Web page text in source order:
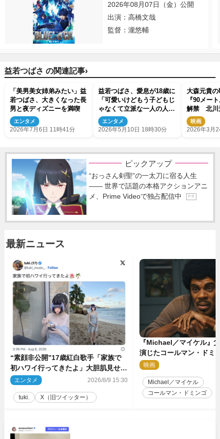
2026年08月07日（金）公開
出演：高橋文哉
監督：瀧悠輔
益若つばさ の関連記事›
「美男美女姉弟みたい」益
若つばさ、大きくなった長
男と夜ディズニーを満喫
エンタメ
2026年7月6日 11時41分
益若つばさ、愛息が18歳に
「可愛いけどもう子どもじ
ゃなくて立派な一人の人間
や」
エンタメ
2026年5月10日 18時30分
大森元貴
『90メー
解禁 北川
ントも
映画
2026年3月
ピックアップ
“おっさん剣聖”の一太刀に宿る人生
―― 世界で話題の本格アクションアニ
メ、Prime Videoで独占配信中
P R
最新ニュース
“素顔非公開”17歳紅白歌手「家族で
初ハワイ行ってきたよ」大胆肌見せシ
ョット公開
エンタメ 2026/8/9 15:30
tuki. X（旧ツイッター）
『Michael／マイケル』
演じたコールマン・ドミ
イクに2時間半かかって
映画
Michael／マイケル
コールマン・ドミンゴ